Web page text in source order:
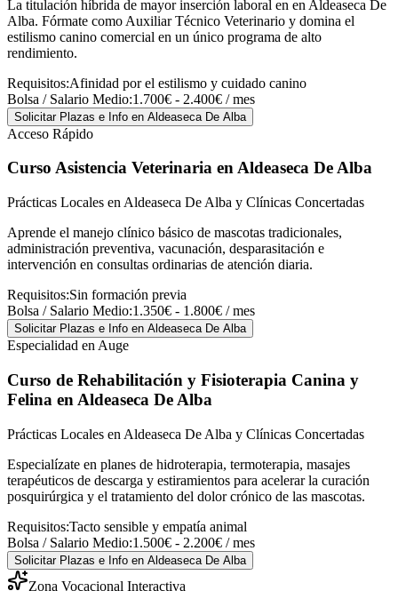
La titulación híbrida de mayor inserción laboral en en Aldeaseca De
Alba. Fórmate como Auxiliar Técnico Veterinario y domina el
estilismo canino comercial en un único programa de alto
rendimiento.
Requisitos:Afinidad por el estilismo y cuidado canino
Bolsa / Salario Medio:1.700€ - 2.400€ / mes
Solicitar Plazas e Info en Aldeaseca De Alba
Acceso Rápido
Curso Asistencia Veterinaria en Aldeaseca De Alba
Prácticas Locales en Aldeaseca De Alba y Clínicas Concertadas
Aprende el manejo clínico básico de mascotas tradicionales,
administración preventiva, vacunación, desparasitación e
intervención en consultas ordinarias de atención diaria.
Requisitos:Sin formación previa
Bolsa / Salario Medio:1.350€ - 1.800€ / mes
Solicitar Plazas e Info en Aldeaseca De Alba
Especialidad en Auge
Curso de Rehabilitación y Fisioterapia Canina y
Felina en Aldeaseca De Alba
Prácticas Locales en Aldeaseca De Alba y Clínicas Concertadas
Especialízate en planes de hidroterapia, termoterapia, masajes
terapéuticos de descarga y estiramientos para acelerar la curación
posquirúrgica y el tratamiento del dolor crónico de las mascotas.
Requisitos:Tacto sensible y empatía animal
Bolsa / Salario Medio:1.500€ - 2.200€ / mes
Solicitar Plazas e Info en Aldeaseca De Alba
Zona Vocacional Interactiva